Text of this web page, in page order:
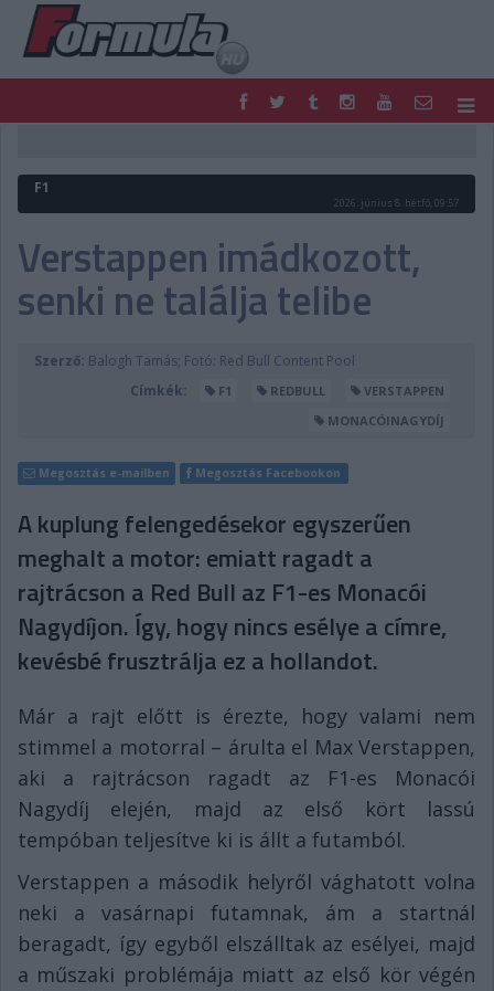
FORMULA
MOTOR
PODCAST
SHOP
TIPPJÁTÉK
DIGITÁLIS MAGAZIN
PONTÁLLÁSOK
F1
2026. június 8. hétfő, 09:57
Verstappen imádkozott,
senki ne találja telibe
Szerző: Balogh Tamás; Fotó: Red Bull Content Pool
Címkék:
F1 REDBULL
VERSTAPPEN
MONACÓINAGYDÍJ
Megosztás e-mailben Megosztás Facebookon
A kuplung felengedésekor egyszerűen
meghalt a motor: emiatt ragadt a
rajtrácson a Red Bull az F1-es Monacói
Nagydíjon. Így, hogy nincs esélye a címre,
kevésbé frusztrálja ez a hollandot.
Már a rajt előtt is érezte, hogy valami nem
stimmel a motorral – árulta el Max Verstappen,
aki a rajtrácson ragadt az F1-es Monacói
Nagydíj elején, majd az első kört lassú
tempóban teljesítve ki is állt a futamból.
Verstappen a második helyről vághatott volna
neki a vasárnapi futamnak, ám a startnál
beragadt, így egyből elszálltak az esélyei, majd
a műszaki problémája miatt az első kör végén